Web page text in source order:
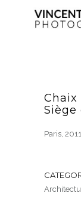
Chaix
Siège
Paris, 2011